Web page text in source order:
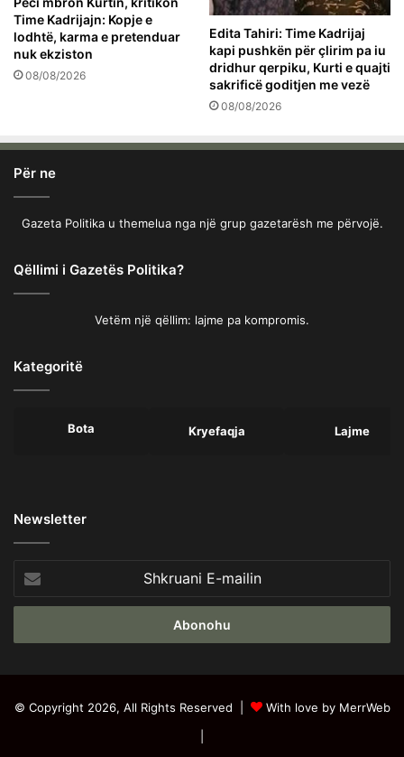
Time Kadrijajn: Kopje e
lodhtë, karma e pretenduar
nuk ekziston
08/08/2026
Edita Tahiri: Time Kadrijaj
kapi pushkën për çlirim pa iu
dridhur qerpiku, Kurti e quajti
sakrificë goditjen me vezë
08/08/2026
Për ne
Gazeta Politika u themelua nga një grup gazetarësh me përvojë.
Qëllimi i Gazetës Politika?
Vetëm një qëllim: lajme pa kompromis.
Kategoritë
Bota Kryefaqja Lajme
Newsletter
E-
mailin
© Copyright 2026, All Rights Reserved |
With love by MerrWeb